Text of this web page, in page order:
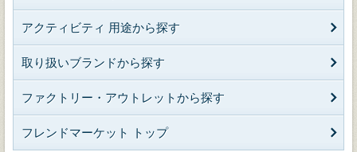
アクティビティ 用途から探す
取り扱いブランドから探す
ファクトリー・アウトレットから探す
フレンドマーケット トップ